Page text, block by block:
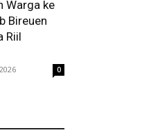
Warga ke
Bireuen
Riil
0